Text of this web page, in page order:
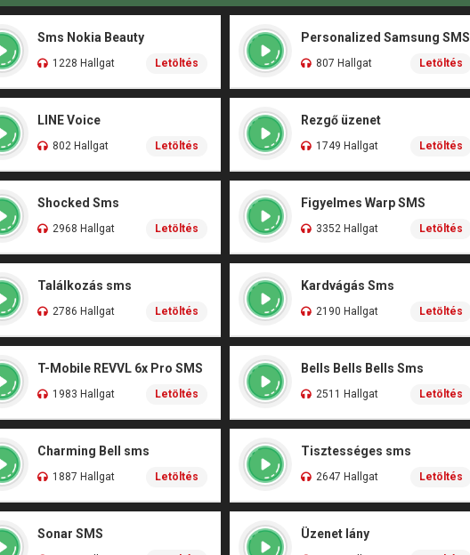
Sms Nokia Beauty
1228 Hallgat Letöltés
Personalized Samsung SMS
807 Hallgat Letöltés
LINE Voice
802 Hallgat Letöltés
Rezgő üzenet
1749 Hallgat Letöltés
Shocked Sms
2968 Hallgat Letöltés
Figyelmes Warp SMS
3352 Hallgat Letöltés
Találkozás sms
2786 Hallgat Letöltés
Kardvágás Sms
2190 Hallgat Letöltés
T-Mobile REVVL 6x Pro SMS
1983 Hallgat Letöltés
Bells Bells Bells Sms
2511 Hallgat Letöltés
Charming Bell sms
1887 Hallgat Letöltés
Tisztességes sms
2647 Hallgat Letöltés
Sonar SMS Üzenet lány